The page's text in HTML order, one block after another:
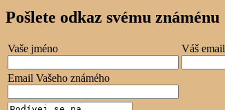
Pošlete odkaz svému známénu
Vaše jméno Váš email
Email Vašeho známého